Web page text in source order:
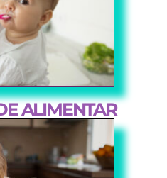
ALIMENTAR